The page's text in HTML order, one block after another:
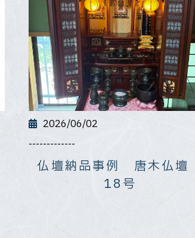
2026/06/02
-------------
仏壇納品事例 唐木仏壇
18号